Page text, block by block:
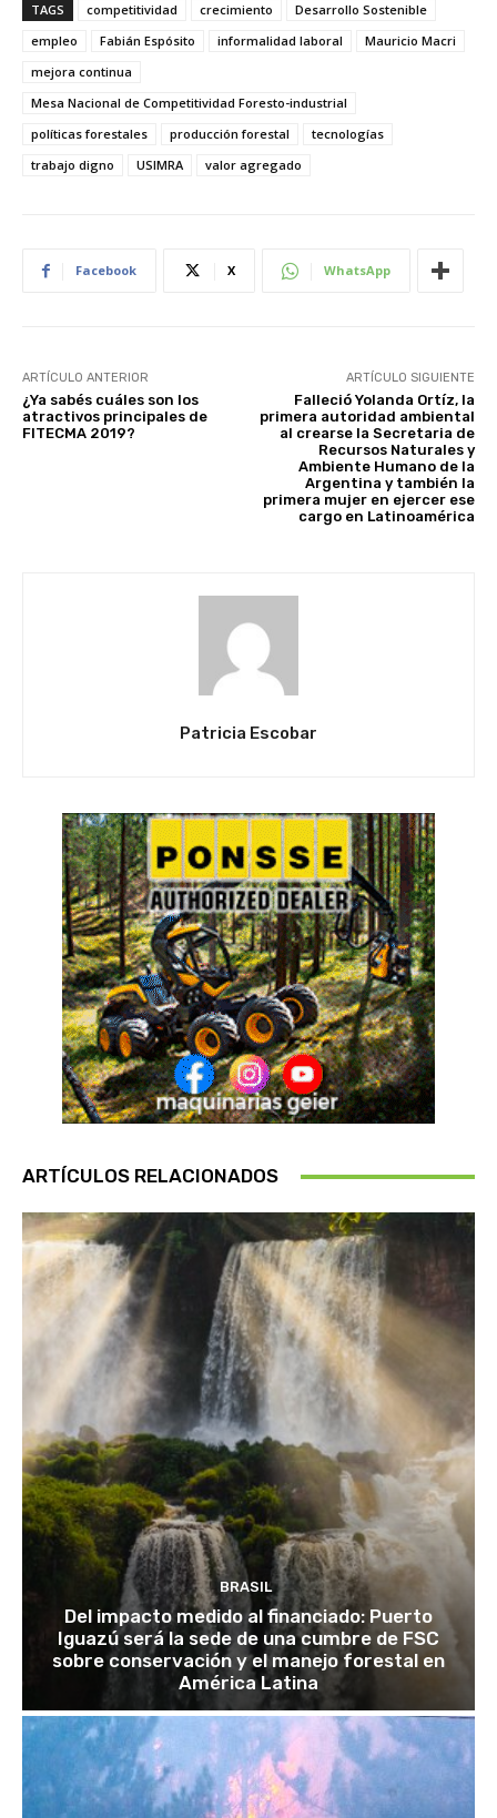
TAGS competitividad crecimiento
Desarrollo Sostenible
empleo
Fabián Espósito informalidad laboral
Mauricio Macri
mejora continua
Mesa Nacional de Competitividad Foresto-industrial
políticas forestales
producción forestal
tecnologías
trabajo digno
USIMRA valor agregado
Facebook X WhatsApp
ARTÍCULO ANTERIOR
¿Ya sabés cuáles son los
atractivos principales de
FITECMA 2019?
ARTÍCULO SIGUIENTE
Falleció Yolanda Ortíz, la
primera autoridad ambiental
al crearse la Secretaria de
Recursos Naturales y
Ambiente Humano de la
Argentina y también la
primera mujer en ejercer ese
cargo en Latinoamérica
Patricia Escobar
ARTÍCULOS RELACIONADOS
BRASIL
Del impacto medido al financiado: Puerto
Iguazú será la sede de una cumbre de FSC
sobre conservación y el manejo forestal en
América Latina